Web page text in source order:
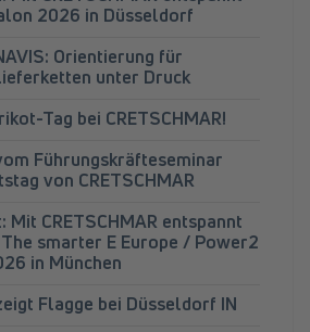
2026 in Düsseldorf
Orientierung für
unter Druck
Tag bei CRETSCHMAR!
Führungskräfteseminar
von CRETSCHMAR
CRETSCHMAR entspannt
smarter E Europe / Power2
in München
Flagge bei Düsseldorf IN